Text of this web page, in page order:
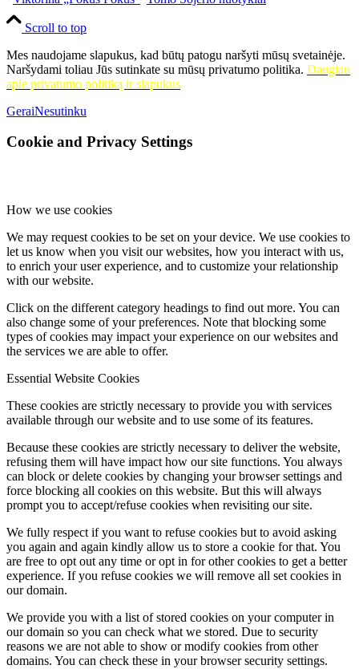
Scroll to top
Mes naudojame slapukus, kad būtų patogu naršyti mūsų svetainėje.
Naršydami toliau Jūs sutinkate su mūsų privatumo politika. Daugiau
apie privatumo politiką ir slapukus
GeraiNesutinku
Cookie and Privacy Settings
How we use cookies
We may request cookies to be set on your device. We use cookies to
let us know when you visit our websites, how you interact with us,
to enrich your user experience, and to customize your relationship
with our website.
Click on the different category headings to find out more. You can
also change some of your preferences. Note that blocking some
types of cookies may impact your experience on our websites and
the services we are able to offer.
Essential Website Cookies
These cookies are strictly necessary to provide you with services
available through our website and to use some of its features.
Because these cookies are strictly necessary to deliver the website,
refusing them will have impact how our site functions. You always
can block or delete cookies by changing your browser settings and
force blocking all cookies on this website. But this will always
prompt you to accept/refuse cookies when revisiting our site.
We fully respect if you want to refuse cookies but to avoid asking
you again and again kindly allow us to store a cookie for that. You
are free to opt out any time or opt in for other cookies to get a better
experience. If you refuse cookies we will remove all set cookies in
our domain.
We provide you with a list of stored cookies on your computer in
our domain so you can check what we stored. Due to security
reasons we are not able to show or modify cookies from other
domains. You can check these in your browser security settings.